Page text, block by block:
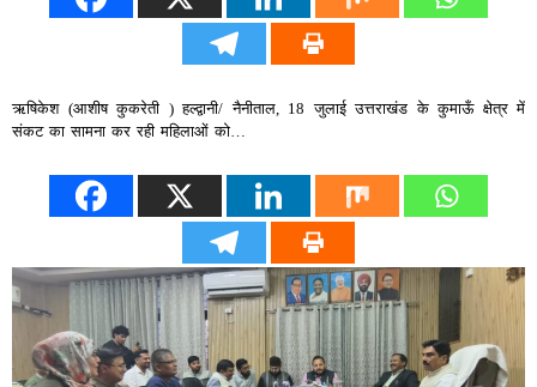
ऋषिकेश (आशीष कुकरेती ) हल्द्वानी/ नैनीताल, 18 जुलाई उत्तराखंड के कुमाऊँ क्षेत्र में
संकट का सामना कर रही महिलाओं को…